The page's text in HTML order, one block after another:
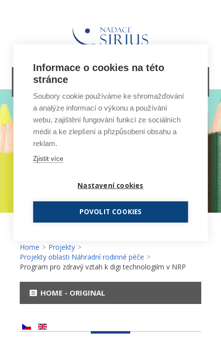
PROGRAM PRO ZDRAVÝ VZTAH K DIGI
TECHNOLOGIÍM V NRP
Home > Projekty >
Projekty oblasti Náhradní rodinné péče >
Program pro zdravý vztah k digi technologiím v NRP
HOME - ORIGINAL
Informace o cookies na této
stránce
Soubory cookie používáme ke shromažďování
a analýze informací o výkonu a používání
webu, zajištění fungování funkcí ze sociálních
médií a ke zlepšení a přizpůsobení obsahu a
reklam.
Zjistit více
Nastavení cookies
POVOLIT COOKIES